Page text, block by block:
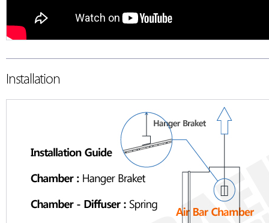
Installation